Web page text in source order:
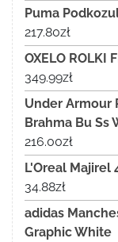
Puma
217.80zł
OXELO ROLKI
349.99zł
Under Armour
Brahma Bu Ss
216.00zł
L'Oreal Majirel
34.88zł
adidas
Graphic White